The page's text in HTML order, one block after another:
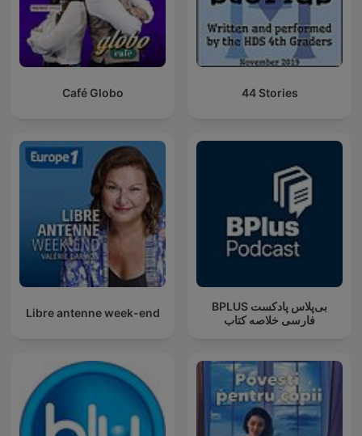
Café Globo 44 Stories
Libre antenne week-end
‌BPLUS بی‌پلاس پادکست
فارسی خلاصه کتاب